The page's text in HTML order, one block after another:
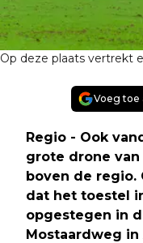
Op deze plaats vertrekt
Voeg toe
Regio - Ook
grote drone
boven de regio.
dat het toestel
opgestegen in
Mostaardweg